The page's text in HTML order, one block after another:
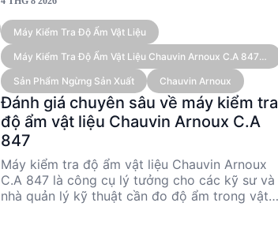
Máy Kiểm Tra Độ Ẩm Vật Liệu
Máy Kiểm Tra Độ Ẩm Vật Liệu Chauvin Arnoux C.A 847
Sản Phẩm Ngừng Sản Xuất
Chauvin Arnoux
Đánh giá chuyên sâu về máy kiểm tra
độ ẩm vật liệu Chauvin Arnoux C.A
847
Máy kiểm tra độ ẩm vật liệu Chauvin Arnoux
C.A 847 là công cụ lý tưởng cho các kỹ sư và
nhà quản lý kỹ thuật cần đo độ ẩm trong vật